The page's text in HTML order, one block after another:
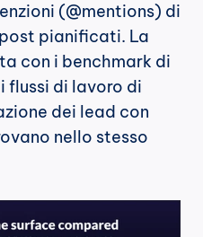
(@mentions) di
pianificati. La
con i benchmark di
flussi di lavoro di
dei lead con
nello stesso